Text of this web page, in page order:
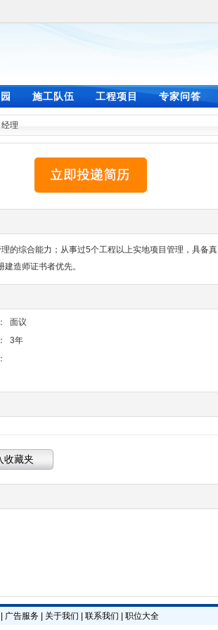
施工队伍 工程项目 专家问答
理
的综合能力；从事过5个工程以上实地项目管理，具备真
造师证书者优先。
面议
3年
广告服务| 关于我们 联系我们 职位大全